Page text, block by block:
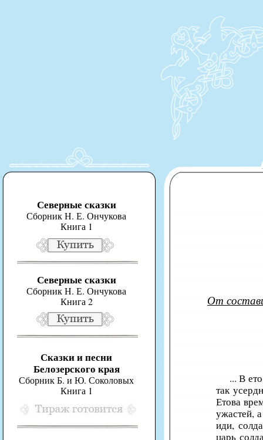
Северные сказки
Сборник Н. Е. Ончукова
Книга 1
Северные сказки
Сборник Н. Е. Ончукова
Книга 2
Сказки и песни
Белозерского края
Сборник Б. и Ю. Соколовых
Книга 1
От
... В
так
Етова
ужастей,
иди,
царь